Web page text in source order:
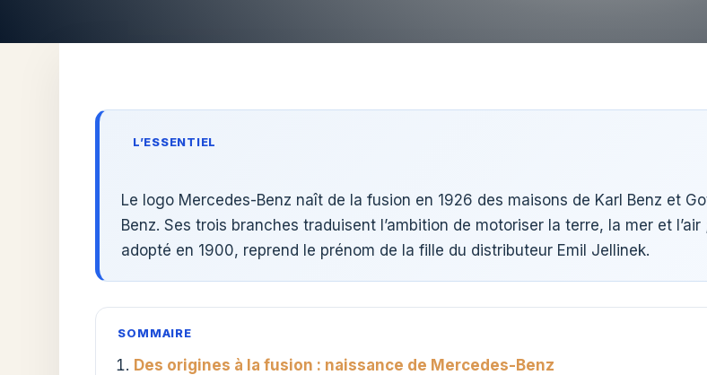
L’ESSENTIEL
Le logo Mercedes-Benz naît de la fusion en 1926 des maisons de Karl Benz et
Benz. Ses trois branches traduisent l’ambition de motoriser la terre, la mer et
adopté en 1900, reprend le prénom de la fille du distributeur Emil Jellinek.
SOMMAIRE
Des origines à la fusion : naissance de Mercedes-Benz